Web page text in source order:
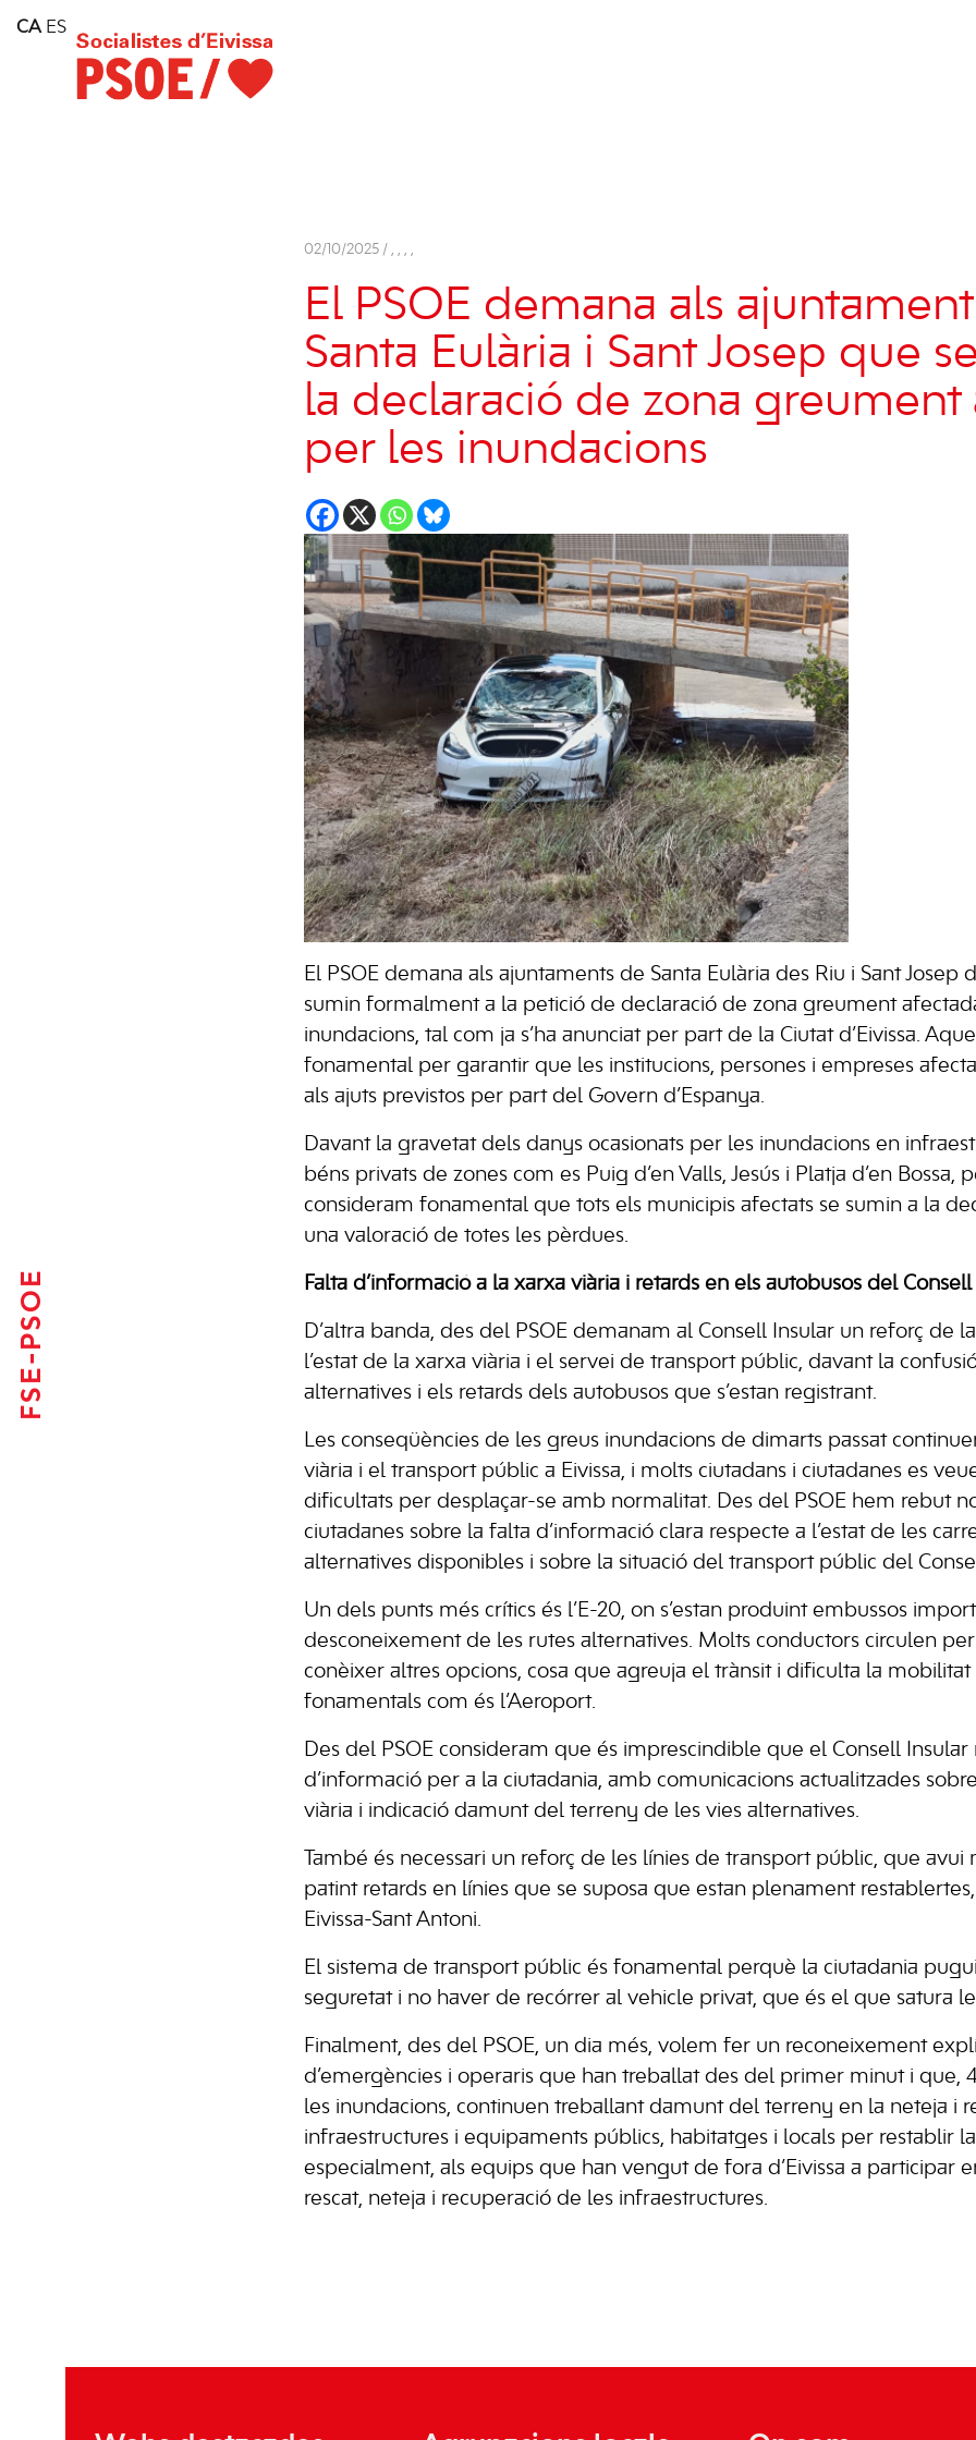
Consell Insular d'Eivissa
Services
FSE-PSOE
02/10/2025 / , , , ,
El PSOE demana als
Santa Eulària i Sant Josep que
la declaració de zona greument
per les inundacions
El PSOE demana als ajuntaments de Santa Eulària des Riu i Sant Josep
sumin formalment a la petició de declaració de zona greument
inundacions, tal com ja s’ha anunciat per part de la Ciutat d’Eivissa.
fonamental per garantir que les institucions, persones i empreses
als ajuts previstos per part del Govern d’Espanya.
Davant la gravetat dels danys ocasionats per les inundacions en
béns privats de zones com es Puig d’en Valls, Jesús i Platja d’en Bossa,
consideram fonamental que tots els municipis afectats se sumin a la
una valoració de totes les pèrdues.
Falta d’informació a la xarxa viària i retards en els autobusos del
D’altra banda, des del PSOE demanam al Consell Insular un reforç de
l’estat de la xarxa viària i el servei de transport públic, davant la
alternatives i els retards dels autobusos que s’estan registrant.
Les conseqüències de les greus inundacions de dimarts passat
viària i el transport públic a Eivissa, i molts ciutadans i ciutadanes es
dificultats per desplaçar-se amb normalitat. Des del PSOE hem rebut
ciutadanes sobre la falta d’informació clara respecte a l’estat de les
alternatives disponibles i sobre la situació del transport públic del
Un dels punts més crítics és l’E-20, on s’estan produint embussos
desconeixement de les rutes alternatives. Molts conductors circulen per
conèixer altres opcions, cosa que agreuja el trànsit i dificulta la mobilitat
fonamentals com és l’Aeroport.
Des del PSOE consideram que és imprescindible que el Consell Insular
d’informació per a la ciutadania, amb comunicacions actualitzades
viària i indicació damunt del terreny de les vies alternatives.
També és necessari un reforç de les línies de transport públic, que avui
patint retards en línies que se suposa que estan plenament
Eivissa-Sant Antoni.
El sistema de transport públic és fonamental perquè la ciutadania
seguretat i no haver de recórrer al vehicle privat, que és el que satura
Finalment, des del PSOE, un dia més, volem fer un reconeixement
d’emergències i operaris que han treballat des del primer minut i que,
les inundacions, continuen treballant damunt del terreny en la neteja i
infraestructures i equipaments públics, habitatges i locals per restablir
especialment, als equips que han vengut de fora d’Eivissa a participar
rescat, neteja i recuperació de les infraestructures.
CA ES